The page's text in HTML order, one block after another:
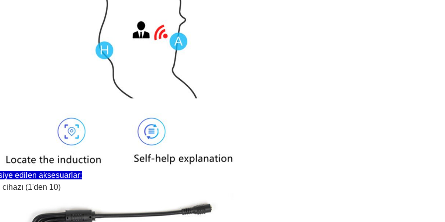
edilen aksesuarlar:
cihazı (1'den 10)